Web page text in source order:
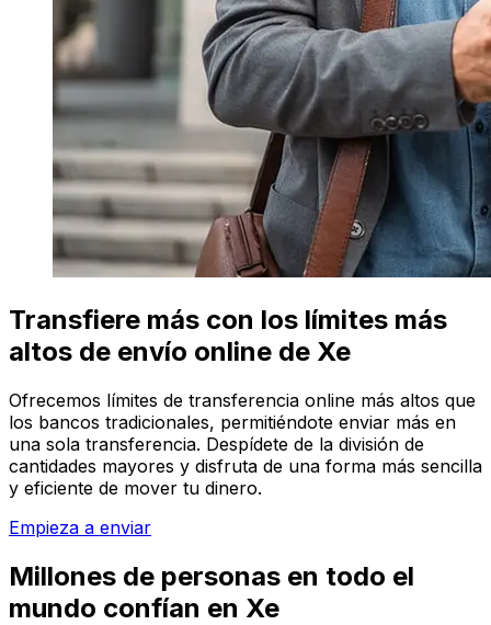
Transfiere más con los límites más
altos de envío online de Xe
Ofrecemos límites de transferencia online más altos que
los bancos tradicionales, permitiéndote enviar más en
una sola transferencia. Despídete de la división de
cantidades mayores y disfruta de una forma más sencilla
y eficiente de mover tu dinero.
Empieza a enviar
Millones de personas en todo el
mundo confían en Xe